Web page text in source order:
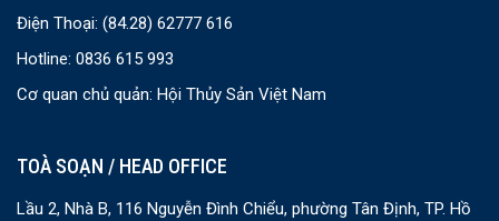
Điện Thoại: (84.28) 62777 616
Hotline: 0836 615 993
Cơ quan chủ quản: Hội Thủy Sản Việt Nam
TOÀ SOẠN / HEAD OFFICE
Lầu 2, Nhà B, 116 Nguyễn Đình Chiểu, phường Tân Định, TP. Hồ